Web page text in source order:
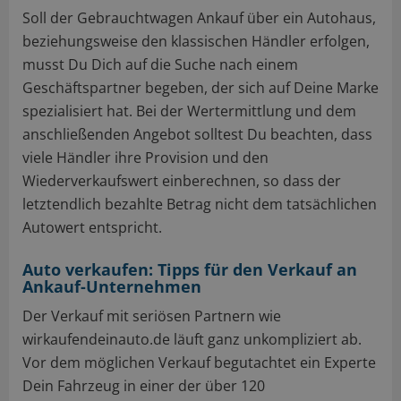
Soll der Gebrauchtwagen Ankauf über ein Autohaus,
beziehungsweise den klassischen Händler erfolgen,
musst Du Dich auf die Suche nach einem
Geschäftspartner begeben, der sich auf Deine Marke
spezialisiert hat. Bei der Wertermittlung und dem
anschließenden Angebot solltest Du beachten, dass
viele Händler ihre Provision und den
Wiederverkaufswert einberechnen, so dass der
letztendlich bezahlte Betrag nicht dem tatsächlichen
Autowert entspricht.
Auto verkaufen: Tipps für den Verkauf an
Ankauf-Unternehmen
Der Verkauf mit seriösen Partnern wie
wirkaufendeinauto.de läuft ganz unkompliziert ab.
Vor dem möglichen Verkauf begutachtet ein Experte
Dein Fahrzeug in einer der über 120